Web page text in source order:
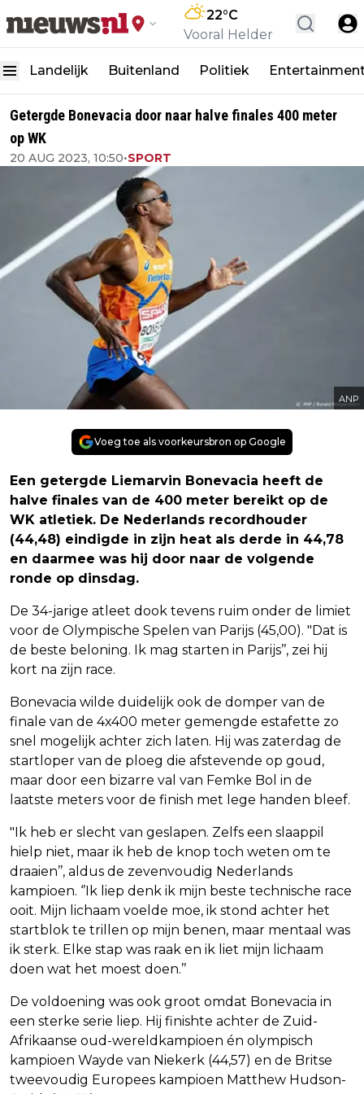
22°C
Vooral Helder
Landelijk Buitenland Politiek
Getergde Bonevacia door naar halve finales 400 meter
op WK
20 AUG 2023, 10:50•SPORT
ANP
Voeg toe als voorkeursbron op Google
Een getergde Liemarvin Bonevacia heeft de
halve finales van de 400 meter bereikt op de
WK atletiek. De Nederlands recordhouder
(44,48) eindigde in zijn heat als derde in 44,78
en daarmee was hij door naar de volgende
ronde op dinsdag.
De 34-jarige atleet dook tevens ruim onder de limiet
voor de Olympische Spelen van Parijs (45,00). "Dat is
de beste beloning. Ik mag starten in Parijs’’, zei hij
kort na zijn race.
Bonevacia wilde duidelijk ook de domper van de
finale van de 4x400 meter gemengde estafette zo
snel mogelijk achter zich laten. Hij was zaterdag de
startloper van de ploeg die afstevende op goud,
maar door een bizarre val van Femke Bol in de
laatste meters voor de finish met lege handen bleef.
"Ik heb er slecht van geslapen. Zelfs een slaappil
hielp niet, maar ik heb de knop toch weten om te
draaien’’, aldus de zevenvoudig Nederlands
kampioen. ‘’Ik liep denk ik mijn beste technische race
ooit. Mijn lichaam voelde moe, ik stond achter het
startblok te trillen op mijn benen, maar mentaal was
ik sterk. Elke stap was raak en ik liet mijn lichaam
doen wat het moest doen.’’
De voldoening was ook groot omdat Bonevacia in
een sterke serie liep. Hij finishte achter de Zuid-
Afrikaanse oud-wereldkampioen én olympisch
kampioen Wayde van Niekerk (44,57) en de Britse
tweevoudig Europees kampioen Matthew Hudson-